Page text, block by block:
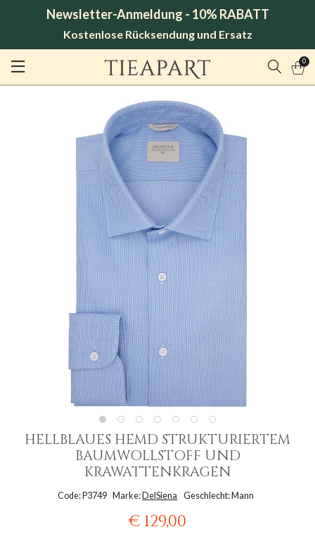
Newsletter-Anmeldung - 10% RABATT
Kostenlose Rücksendung und Ersatz
0
HELLBLAUES HEMD STRUKTURIERTEM
BAUMWOLLSTOFF UND
KRAWATTENKRAGEN
Code: P3749 Marke: DelSiena Geschlecht: Mann
€ 129,00